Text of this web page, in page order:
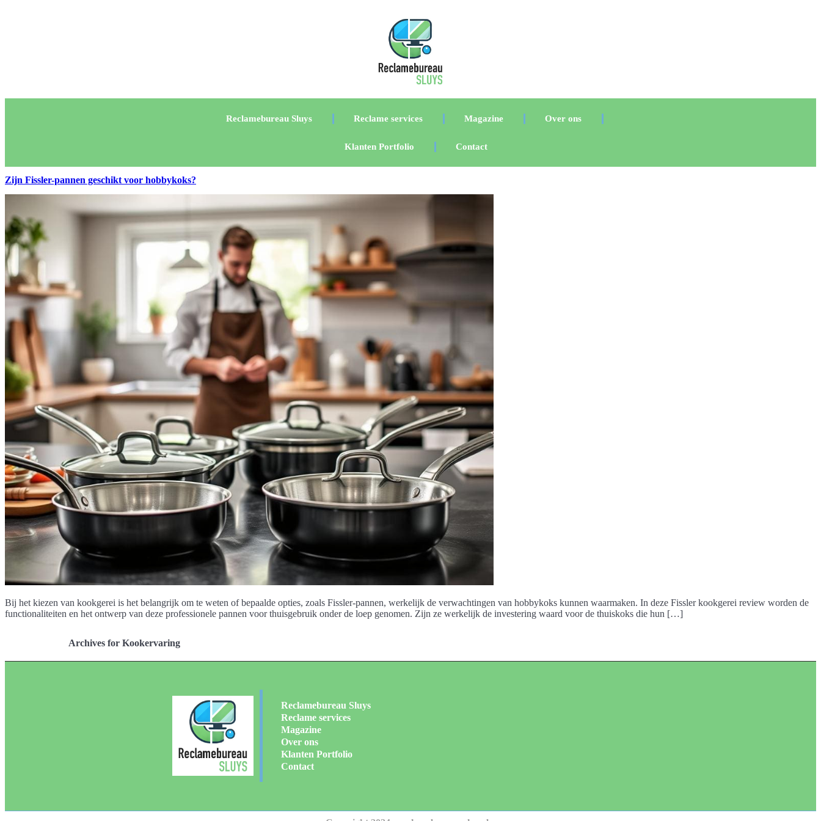
Reclamebureau Sluys Reclame services Magazine Over ons
Klanten Portfolio Contact
Zijn Fissler-pannen geschikt voor hobbykoks?
Bij het kiezen van kookgerei is het belangrijk om te weten of bepaalde opties, zoals Fissler-pannen, werkelijk de verwachtingen van hobbykoks kunnen waarmaken. In deze Fissler kookgerei review worden de
functionaliteiten en het ontwerp van deze professionele pannen voor thuisgebruik onder de loep genomen. Zijn ze werkelijk de investering waard voor de thuiskoks die hun […]
Archives for Kookervaring
Reclamebureau Sluys
Reclame services
Magazine
Over ons
Klanten Portfolio
Contact